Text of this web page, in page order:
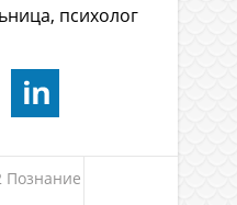
психолог
Познание